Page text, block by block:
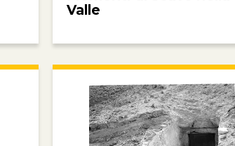
Valle